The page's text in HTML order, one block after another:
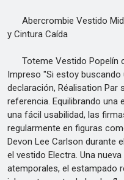
Abercrombie Vestido
y Cintura Caída
Toteme Vestido Popelín
Impreso "Si estoy
declaración, Réalisation Par
referencia. Equilibrando una
una fácil usabilidad, las
regularmente en figuras
Devon Lee Carlson durante
el vestido Electra. Una
atemporales, el estampado